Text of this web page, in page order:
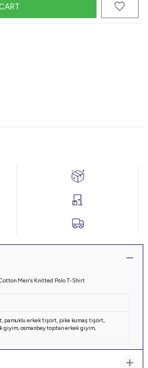
Men's Knitted Polo T-Shirt
pamuklu erkek tişört pike kumaş tişört
giyim osmanbey toptan erkek giyim